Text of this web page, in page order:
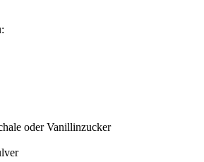
oder Vanillinzucker